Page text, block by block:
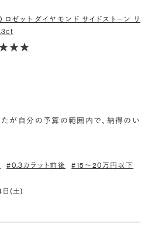
ゼット ダイヤモンド サイドストーン リ
たが自分の予算の範囲内で、納得のい
#0.3カラット前後 #15〜20万円以下
(土)